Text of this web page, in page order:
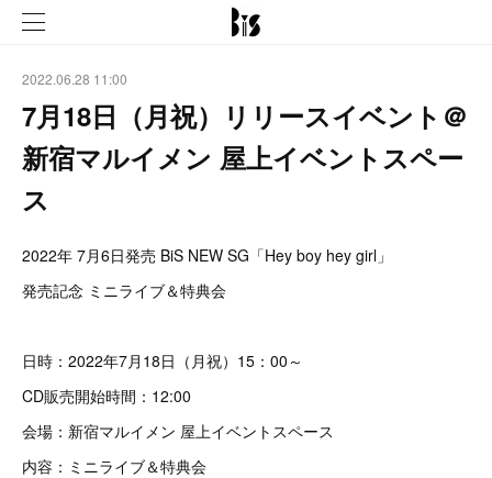
2022.06.28 11:00
7月18日（月祝）リリースイベント＠
新宿マルイメン 屋上イベントスペー
ス
2022年 7月6日発売 BiS NEW SG「Hey boy hey girl」
発売記念 ミニライブ＆特典会
日時：2022年7月18日（月祝）15：00～
CD販売開始時間：12:00
会場：新宿マルイメン 屋上イベントスペース
内容：ミニライブ＆特典会